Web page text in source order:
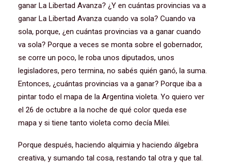
ganar La Libertad Avanza? ¿Y en cuántas provincias va a
ganar La Libertad Avanza cuando va sola? Cuando va
sola, porque, ¿en cuántas provincias va a ganar cuando
va sola? Porque a veces se monta sobre el gobernador,
se corre un poco, le roba unos diputados, unos
legisladores, pero termina, no sabés quién ganó, la suma.
Entonces, ¿cuántas provincias va a ganar? Porque iba a
pintar todo el mapa de la Argentina violeta. Yo quiero ver
el 26 de octubre a la noche de qué color queda ese
mapa y si tiene tanto violeta como decía Milei.
Porque después, haciendo alquimia y haciendo álgebra
creativa, y sumando tal cosa, restando tal otra y que tal.